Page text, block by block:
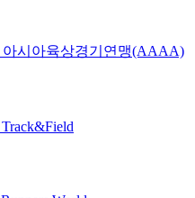
아시아육상경기연맹(AAAA)
Track&Field